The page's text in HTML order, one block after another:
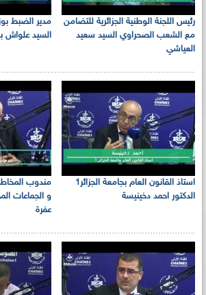
رئيس اللجنة الوطنية الجزائرية للتضامن
مع الشعب الصحراوي السيد سعيد
العياشي
مدير الضبط
السيد علواش
استاذ القانون العام بجامعة الجزائر1
الدكتور احمد دخينيسة
مندوب المخاطر
و الجماعات
عفرة